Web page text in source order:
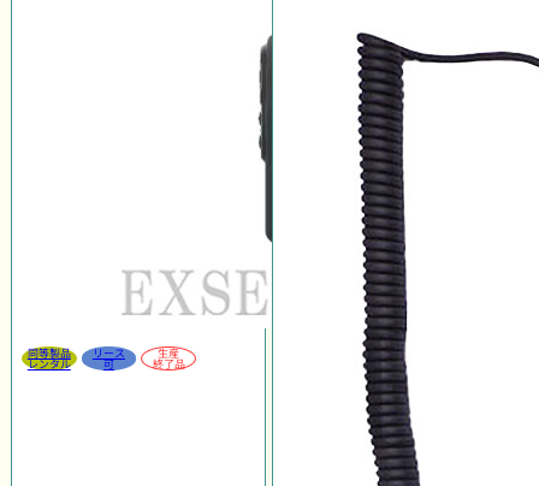
同等製品
レンタル
リース
可
生産
終了品